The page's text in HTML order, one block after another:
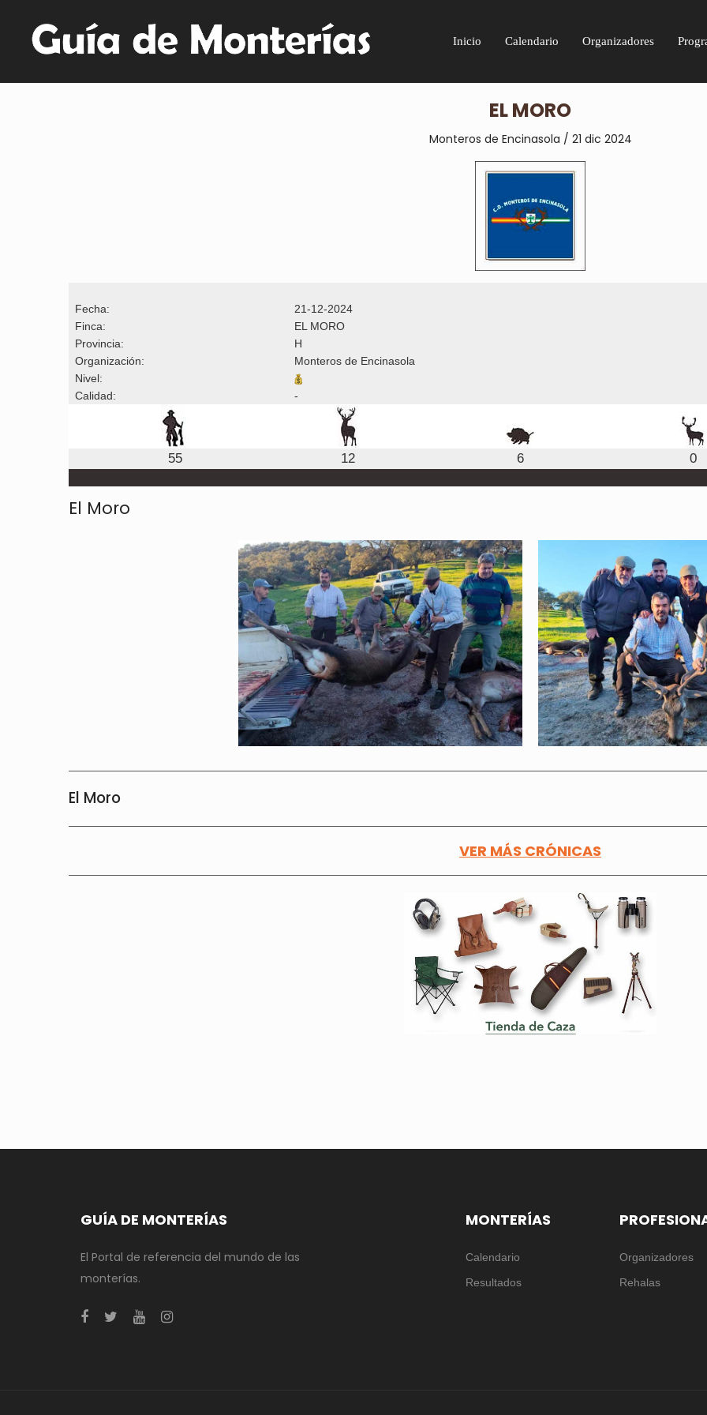
Inicio Calendario Organizadores
EL MORO
Monteros de Encinasola / 21 dic 2024
Fecha:
21-12-2024
Finca:
EL MORO
Provincia:
H
Organización:
Monteros de Encinasola
Nivel:
Calidad:
-
55 12 6 0
El Moro
El Moro
VER MÁS CRÓNICAS
GUÍA DE MONTERÍAS
El Portal de referencia del mundo de las
monterías.
MONTERÍAS
Calendario
Resultados
Organizadores
Rehalas